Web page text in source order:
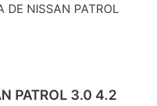
DE NISSAN PATROL
PATROL 3.0 4.2